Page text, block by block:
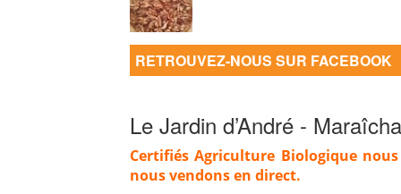
RETROUVEZ-NOUS SUR FACEBOOK
Le Jardin d’André -
Certifiés Agriculture Biologique
nous vendons en direct.